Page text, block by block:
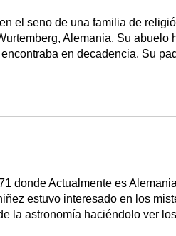
el seno de una familia de
Alemania. Su
en decadencia. Su
donde Actualmente es
estuvo interesado en los
la astronomía haciéndolo ver